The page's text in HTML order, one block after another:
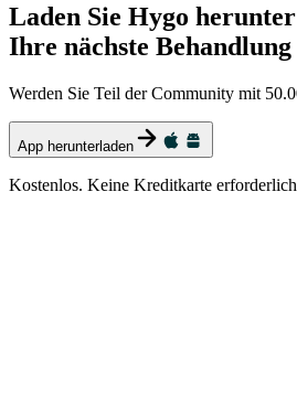
Laden Sie Hygo
Ihre nächste Behandlung
Werden Sie Teil der Community mit
App herunterladen
Kostenlos. Keine Kreditkarte